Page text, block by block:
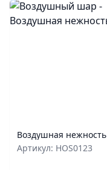
Воздушная нежность
Артикул: HOS0123